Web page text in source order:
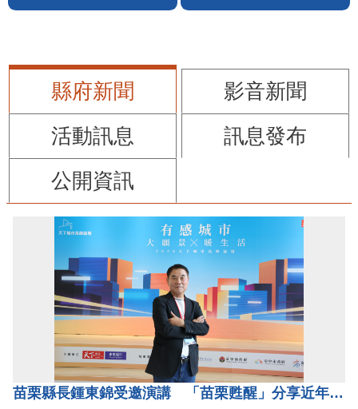
縣府新聞
影音新聞
活動訊息
訊息發布
公開資訊
苗栗縣長鍾東錦受邀演講 「苗栗甦醒」分享近年轉變